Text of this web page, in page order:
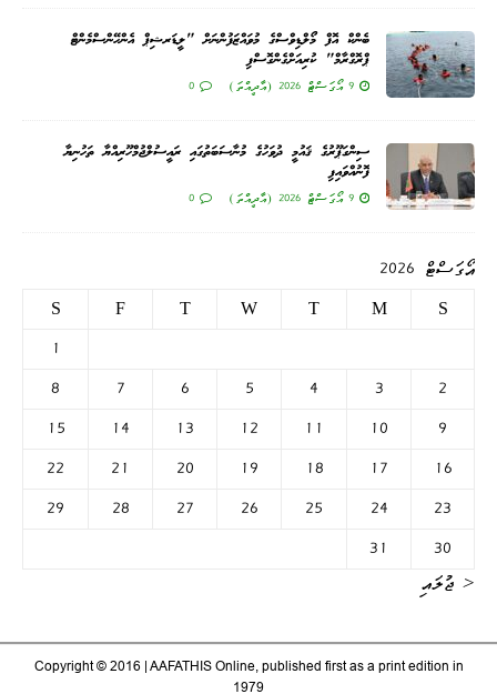
ބެންކް އޮފް މޯލްޑިވްސްގެ މުވައްޒަފުންނަށް "ލީޑަރޝިޕް އެންހޭންސްމެންޓް
ޕްރޮގްރާމް" ކުރިއަށްގެންގޮސްފި
9 އޯގަސްޓް 2026 (އާދީއްތަ) 0
ސިންގަޕޫރުގެ ޤައުމީ ދުވަހުގެ މުނާސަބަތުގައި ރައީސުލްޖުމްހޫރިއްޔާ ތަހުނިޔާ
ފޮނުއްވައިފި
9 އޯގަސްޓް 2026 (އާދީއްތަ) 0
އޯގަސްޓް 2026
S
M
T
W
T
F
S
1
2
3
4
5
6
7
8
9
10
11
12
13
14
15
16
17
18
19
20
21
22
23
24
25
26
27
28
29
30
31
« ޖުލައި
Copyright © 2016 | AAFATHIS Online, published first as a print edition in
1979